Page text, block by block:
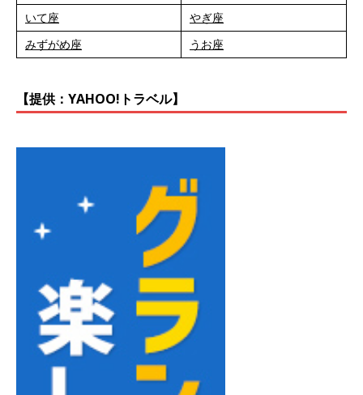
いて座
やぎ座
みずがめ座
うお座
【提供：YAHOO!トラベル】